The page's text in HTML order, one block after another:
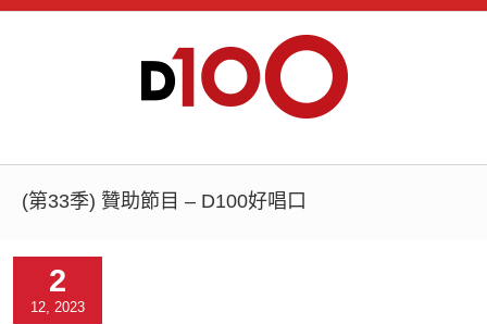
(第33季) 贊助節目 – D100好唱口
2
12, 2023